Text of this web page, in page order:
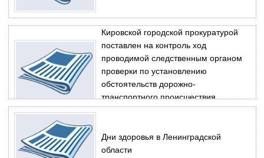
Кировской городской прокуратурой
поставлен на контроль ход
проводимой следственным органом
проверки по установлению
обстоятельств дорожно-
транспортного происшествия,
произошедшего 30.09.2024 у пг. Мга.
Дни здоровья в Ленинградской
области